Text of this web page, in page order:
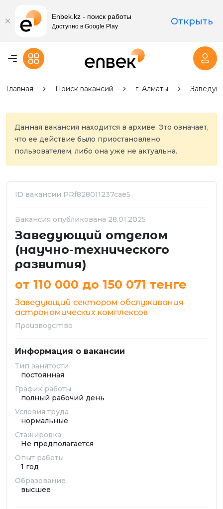
Главная Поиск вакансий г. Алматы
Данная вакансия находится в архиве. Это означает,
что ее действие было приостановлено
пользователем, либо она уже не актуальна.
ID вакансии PRf828011237cae5
Вакансия опубликована 28.01.2025
Заведующий отделом
(научно-технического
развития)
от 110 000 до 150 071 тенге
Заведующий сектором обслуживания
астрономических комплексов
Производство
Информация о вакансии
Тип занятости
постоянная
График работы
полный рабочий день
Условия труда
нормальные
Стажировка
Не предполагается
Опыт работы
1 год
Образование
высшее
Enbek.kz - поиск работы
Доступно в Google Play Открыть